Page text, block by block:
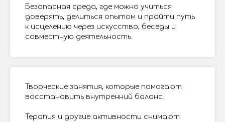
Безопасная среда, где можно учиться
доверять, делиться опытом и пройти путь
к исцелению через искусство, беседы и
совместную деятельность.
Творческие занятия, которые помогают
восстановить внутренний баланс.
Терапия и другие активности снимают